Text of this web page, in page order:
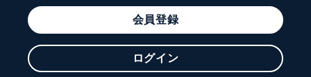
会員登録
ログイン